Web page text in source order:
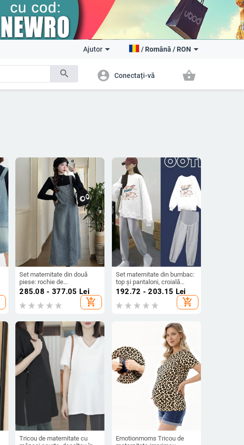
search
Ajutor / Română / RON
account_circle Conectați-vă shopping_basket
Set maternitate din două
piese: rochie de
toamnă/iarnă și fustă denim
cu bretele, top cu mâneci
lungi, acces la alăptare,
285.08 - 377.05 Lei
add_shopping_cart
Set maternitate din bumbac:
top și pantaloni, croială
liberă, mâneci lungi, 80–90%
japonezo-coreean
192.72 - 203.15 Lei
add_shopping_cart
Tricou de maternitate cu
Emotionmoms Tricou de